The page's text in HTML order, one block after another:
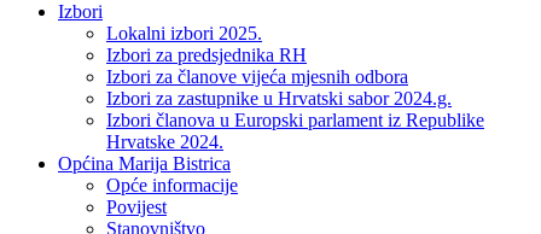
Izbori
Lokalni izbori 2025.
Izbori za predsjednika RH
Izbori za članove vijeća mjesnih odbora
Izbori za zastupnike u Hrvatski sabor 2024.g.
Izbori članova u Europski parlament iz Republike
Hrvatske 2024.
Općina Marija Bistrica
Opće informacije
Povijest
Stanovništvo